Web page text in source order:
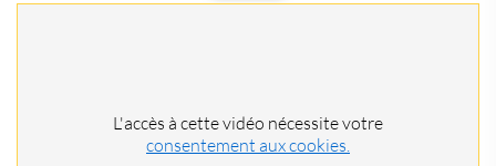
L'accès à cette vidéo nécessite votre
consentement aux cookies.